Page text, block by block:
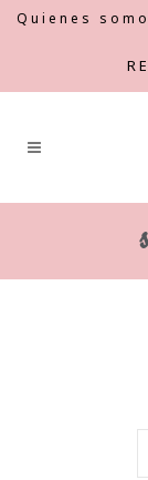
Quienes